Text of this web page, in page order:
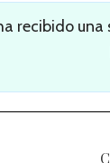
recibido